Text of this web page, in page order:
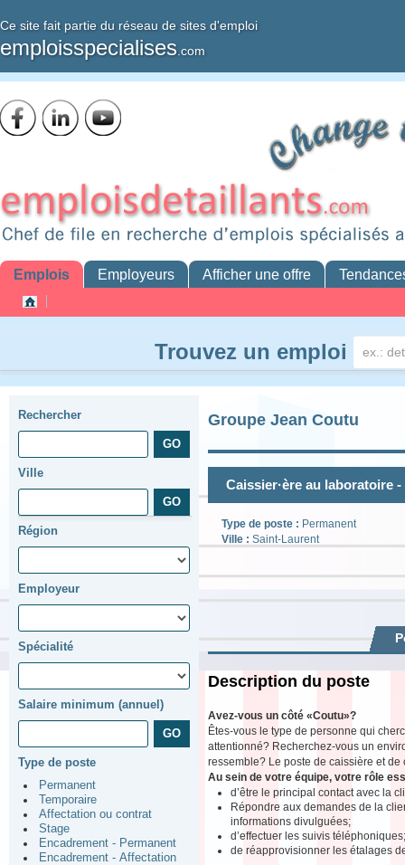
Ce site fait partie du réseau de sites d'emploi
emploisspecialises .com
Emplois Employeurs Afficher une offre
Trouvez un emploi
Rechercher
Ville
Région
Employeur
Spécialité
Salaire minimum (annuel)
Type de poste
Permanent
Temporaire
Affectation ou contrat
Stage
Encadrement - Permanent
Encadrement - Affectation
Groupe Jean Coutu
Caissier·ère au laboratoire
Type de poste : Permanent
Ville : Saint-Laurent
Description du poste
Avez-vous un côté «Coutu»?
Êtes-vous le type de personne qui
attentionné? Recherchez-vous un
ressemble? Le poste de caissière et
Au sein de votre équipe, votre rôle
d’être le principal contact avec la
Répondre aux demandes de la
informations divulguées;
d’effectuer les suivis téléphoniques;
de réapprovisionner les étalages